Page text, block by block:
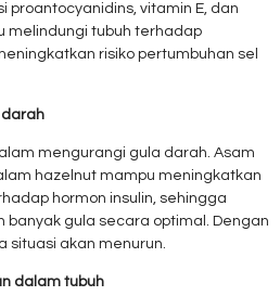
proantocyanidins, vitamin E, dan
melindungi tubuh terhadap
risiko pertumbuhan sel
darah
mengurangi gula darah. Asam
hazelnut mampu meningkatkan
hormon insulin, sehingga
banyak gula secara optimal. Dengan
situasi akan menurun.
dalam tubuh